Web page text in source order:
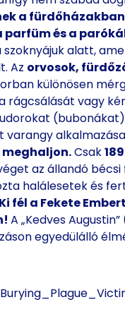
a
parfüm és a
alatt,
Az orvosok,
különösen
vagy
varangy
meghaljon.Csak
az állandó
halálesetek és
fél a Fekete
A „Kedves
egyedülálló